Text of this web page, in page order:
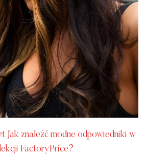
Jak znaleźć modne odpowiedniki w
FactoryPrice?